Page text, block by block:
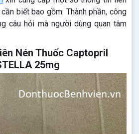
biết bao gồm: Thành phần, công
câu hỏi mà người dùng quan tâm
Nén Thuốc Captopril
25mg